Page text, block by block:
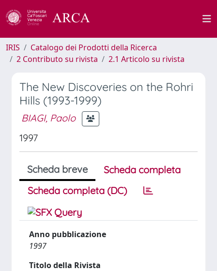
IRIS
Catalogo dei Prodotti della Ricerca
2 Contributo su rivista
2.1 Articolo su rivista
The New Discoveries on the Rohri
Hills (1993-1999)
BIAGI, Paolo
1997
Scheda breve
Scheda completa
Scheda completa (DC)
Anno pubblicazione
1997
Titolo della Rivista